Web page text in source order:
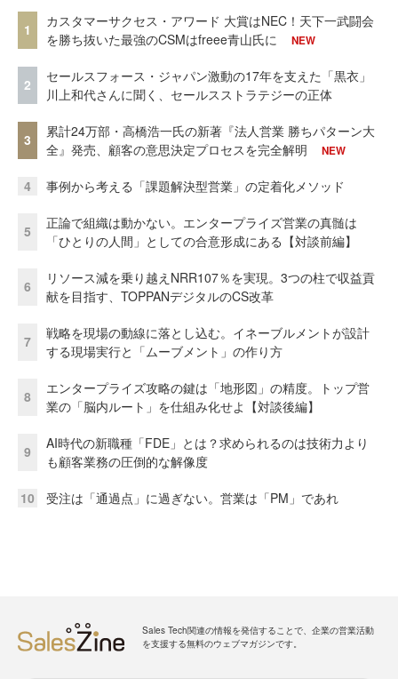
1
カスタマーサクセス・アワード 大賞はNEC！天下一武闘会
を勝ち抜いた最強のCSMはfreee青山氏に
NEW
2
セールスフォース・ジャパン激動の17年を支えた「黒衣」
川上和代さんに聞く、セールスストラテジーの正体
3
累計24万部・高橋浩一氏の新著『法人営業 勝ちパターン大
全』発売、顧客の意思決定プロセスを完全解明
NEW
4 事例から考える「課題解決型営業」の定着化メソッド
5
正論で組織は動かない。エンタープライズ営業の真髄は
「ひとりの人間」としての合意形成にある【対談前編】
6
リソース減を乗り越えNRR107％を実現。3つの柱で収益貢
献を目指す、TOPPANデジタルのCS改革
7
戦略を現場の動線に落とし込む。イネーブルメントが設計
する現場実行と「ムーブメント」の作り方
8
エンタープライズ攻略の鍵は「地形図」の精度。トップ営
業の「脳内ルート」を仕組み化せよ【対談後編】
9
AI時代の新職種「FDE」とは？求められるのは技術力より
も顧客業務の圧倒的な解像度
10 受注は「通過点」に過ぎない。営業は「PM」であれ
Sales Tech関連の情報を発信することで、企業の営業活動
を支援する無料のウェブマガジンです。